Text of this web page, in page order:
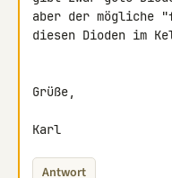
aber der mögliche
diesen Dioden im
Grüße,
Karl
Antwort